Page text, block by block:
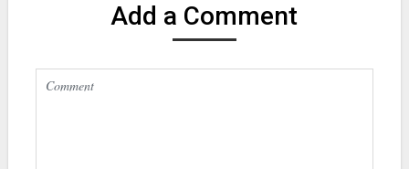
Add a Comment